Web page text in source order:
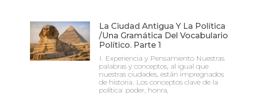
La Ciudad Antigua Y La Política
/Una Gramática Del Vocabulario
Político. Parte 1
I. Experiencia y Pensamiento Nuestras
palabras y conceptos, al igual que
nuestras ciudades, están impregnados
de historia. Los conceptos clave de la
política: poder, honra,